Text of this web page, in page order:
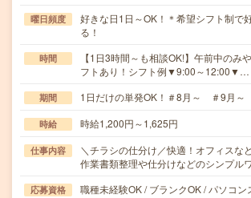
曜日頻度
好きな日1日～OK！＊希望シフト制で
る！
時間
【1日3時間～も相談OK!】午前中のみ
フトあり！シフト例▼9:00～12:00▼…
期間 1日だけの単発OK！＃8月～ ＃9月～
時給 時給1,200円～1,625円
仕事内容
＼チラシの仕分け／快適！オフィスな
作業書類整理や仕分けなどのシンプル
応募資格
職種未経験OK / ブランクOK / パソコン